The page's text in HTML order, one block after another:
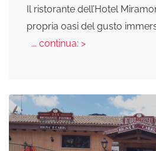
Il ristorante dell’Hotel
propria oasi del gusto
... continua: >